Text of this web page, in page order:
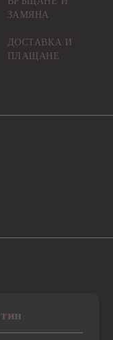
ЗАМЯНА
ДОСТАВКА И
ПЛАЩАНЕ